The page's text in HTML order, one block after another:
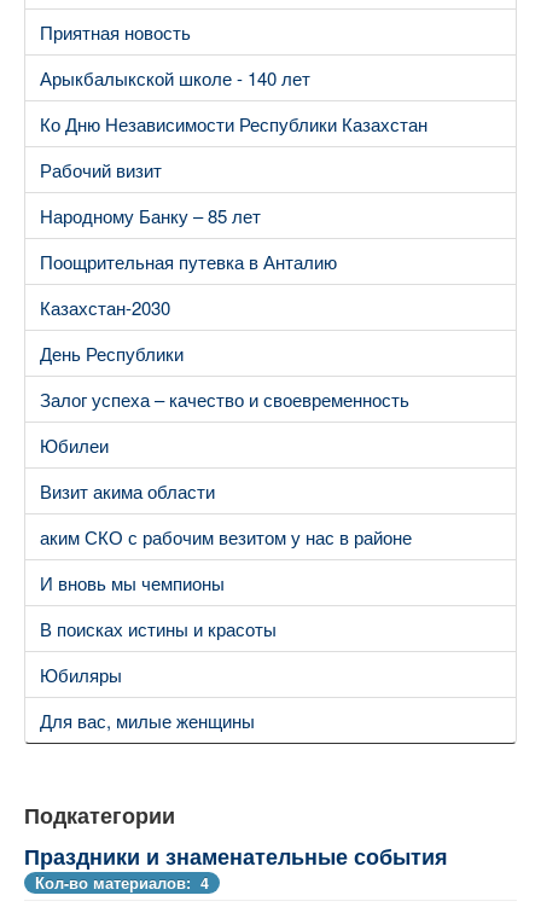
Приятная новость
Арыкбалыкской школе - 140 лет
Ко Дню Независимости Республики Казахстан
Рабочий визит
Народному Банку – 85 лет
Поощрительная путевка в Анталию
Казахстан-2030
День Республики
Залог успеха – качество и своевременность
Юбилеи
Визит акима области
аким СКО с рабочим везитом у нас в районе
И вновь мы чемпионы
В поисках истины и красоты
Юбиляры
Для вас, милые женщины
Подкатегории
Праздники и знаменательные события
Кол-во материалов: 4